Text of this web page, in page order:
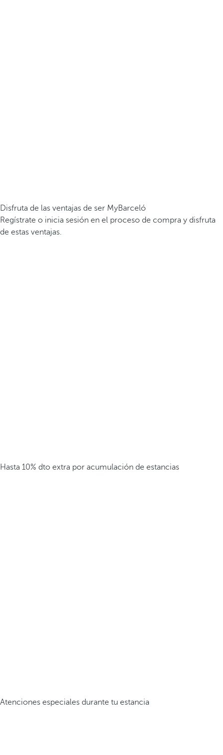
Disfruta de las ventajas de ser MyBarceló
Regístrate o inicia sesión en el proceso de compra y disfruta
de estas ventajas.
Hasta 10% dto extra por acumulación de estancias
Atenciones especiales durante tu estancia